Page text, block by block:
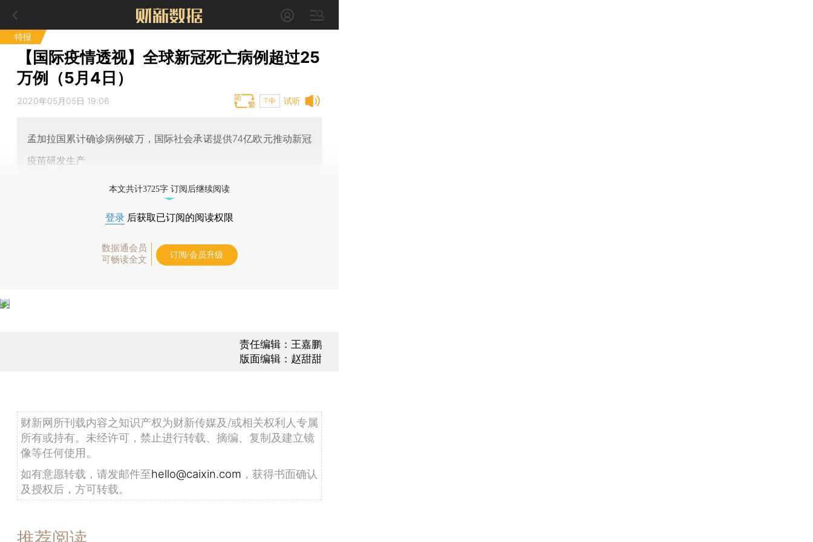
特报
【国际疫情透视】全球新冠死亡病例超过25
万例（5月4日）
试听
2020年05月05日 19:06 T中
孟加拉国累计确诊病例破万，国际社会承诺提供74亿欧元推动新冠
疫苗研发生产
本文共计3725字 订阅后继续阅读
登录 后获取已订阅的阅读权限
数据通会员
可畅读全文
订阅/会员升级
责任编辑：王嘉鹏
版面编辑：赵甜甜
财新网所刊载内容之知识产权为财新传媒及/或相关权利人专属
所有或持有。未经许可，禁止进行转载、摘编、复制及建立镜
像等任何使用。
如有意愿转载，请发邮件至hello@caixin.com ，获得书面确认
及授权后，方可转载。